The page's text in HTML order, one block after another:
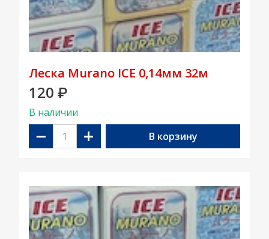
Леска Murano ICE 0,14мм 32м
120 ₽
В наличии
− + В корзину